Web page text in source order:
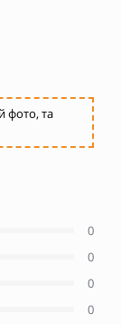
фото, та
0
0
0
0